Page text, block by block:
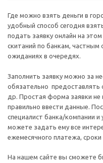
Где можно взять деньги в
удобный способ сегодня
подать заявку онлайн на
скитаний по банкам, частным
ожиданиях в очередях.
Заполнить заявку можно за
обязательно предоставлять
др. Простая форма заявки не
правильно ввести данные.
специалист банка/компании
можете задать ему все
ежемесячного платежа,
На нашем сайте вы сможете